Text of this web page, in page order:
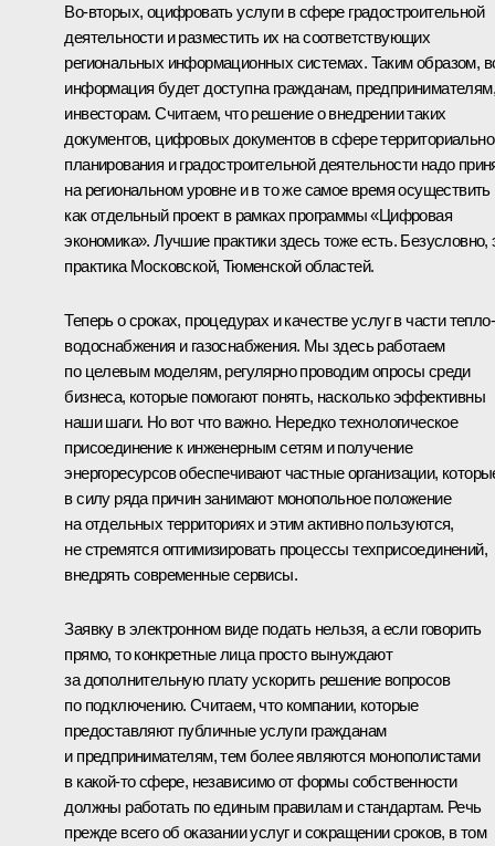
Во-вторых, оцифровать услуги в сфере градостроительной
деятельности и разместить их на соответствующих
региональных информационных системах. Таким образом,
информация будет доступна гражданам, предпринимателям,
инвесторам. Считаем, что решение о внедрении таких
документов, цифровых документов в сфере
планирования и градостроительной деятельности надо
на региональном уровне и в то же самое время осуществить
как отдельный проект в рамках программы «Цифровая
экономика». Лучшие практики здесь тоже есть. Безусловно,
практика Московской, Тюменской областей.
Теперь о сроках, процедурах и качестве услуг в части
водоснабжения и газоснабжения. Мы здесь работаем
по целевым моделям, регулярно проводим опросы среди
бизнеса, которые помогают понять, насколько эффективны
наши шаги. Но вот что важно. Нередко технологическое
присоединение к инженерным сетям и получение
энергоресурсов обеспечивают частные организации,
в силу ряда причин занимают монопольное положение
на отдельных территориях и этим активно пользуются,
не стремятся оптимизировать процессы техприсоединений,
внедрять современные сервисы.
Заявку в электронном виде подать нельзя, а если говорить
прямо, то конкретные лица просто вынуждают
за дополнительную плату ускорить решение вопросов
по подключению. Считаем, что компании, которые
предоставляют публичные услуги гражданам
и предпринимателям, тем более являются монополистами
в какой-то сфере, независимо от формы собственности
должны работать по единым правилам и стандартам. Речь
прежде всего об оказании услуг и сокращении сроков, в том